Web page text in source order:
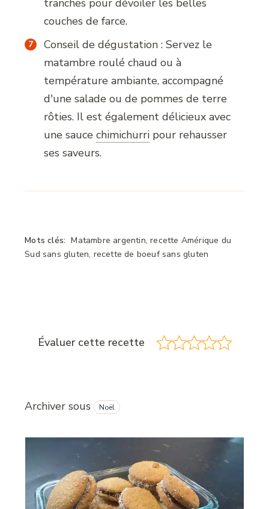
tranches pour dévoiler les belles
couches de farce.
Conseil de dégustation : Servez le
matambre roulé chaud ou à
température ambiante, accompagné
d'une salade ou de pommes de terre
rôties. Il est également délicieux avec
une sauce chimichurri pour rehausser
ses saveurs.
Mots clés: Matambre argentin, recette Amérique du
Sud sans gluten, recette de boeuf sans gluten
Évaluer cette recette
Archiver sous Noël